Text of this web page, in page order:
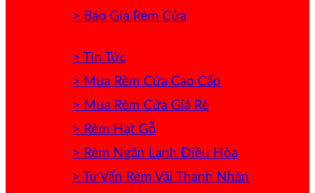
> Báo Giá Rèm Cửa
> Tin Tức
> Mua Rèm Cửa Cao Cấp
> Mua Rèm Cửa Giá Rẻ
> Rèm Hạt Gỗ
> Rèm Ngăn Lạnh Điều Hòa
> Tư Vấn Rèm Vải Thanh Nhàn